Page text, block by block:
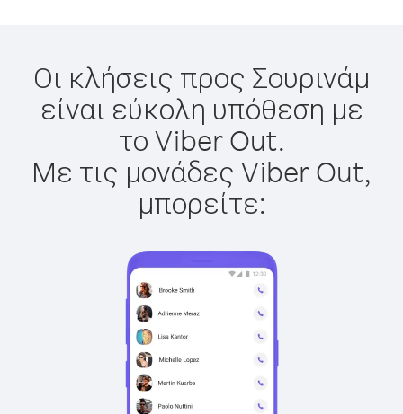
Οι κλήσεις προς Σουρινάμ
είναι εύκολη υπόθεση με
το Viber Out.
Με τις μονάδες Viber Out,
μπορείτε: